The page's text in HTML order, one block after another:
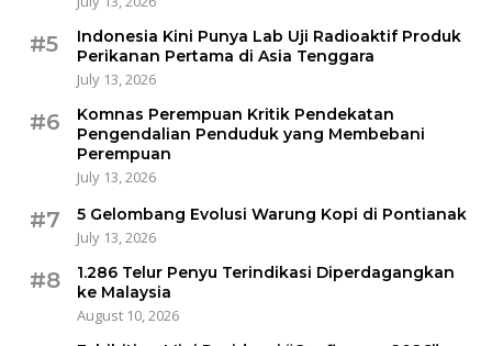
#5
Indonesia Kini Punya Lab Uji Radioaktif Produk
Perikanan Pertama di Asia Tenggara
July 13, 2026
#6
Komnas Perempuan Kritik Pendekatan
Pengendalian Penduduk yang Membebani
Perempuan
July 13, 2026
#7
5 Gelombang Evolusi Warung Kopi di Pontianak
July 13, 2026
#8
1.286 Telur Penyu Terindikasi Diperdagangkan
ke Malaysia
August 10, 2026